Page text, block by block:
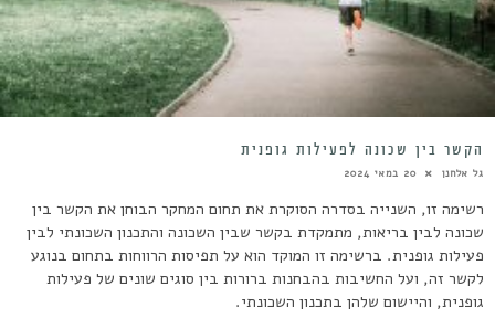
הקשר בין שכונה לפעילות גופנית
גל אלחנן 20 במאי 2024
רשימה זו, השנייה בסדרה הסוקרת את תחום המחקר הבוחן את הקשר בין
שכונה לבין בריאות, מתמקדת בקשר שבין השכונה והתכנון השכונתי לבין
פעילות גופנית. ברשימה זו המוקד הוא על תפיסות הרווחות בתחום בנוגע
לקשר זה, ועל החשיבות בהבחנות ברורות בין סוגים שונים של פעילות
גופנית, והיישום שלהן בתכנון השכונתי.